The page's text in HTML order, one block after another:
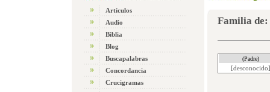
Artículos
Audio
Biblia
Blog
Buscapalabras
Concordancia
Crucigramas
Familia
(Padre)
[desconocido]